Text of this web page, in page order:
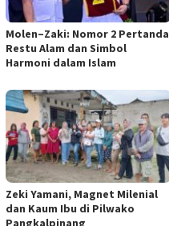
Molen–Zaki: Nomor 2 Pertanda
Restu Alam dan Simbol
Harmoni dalam Islam
Zeki Yamani, Magnet Milenial
dan Kaum Ibu di Pilwako
Pangkalpinang